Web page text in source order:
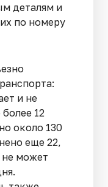
деталям и
по номеру
и не
12
около 130
еще 22,
не может